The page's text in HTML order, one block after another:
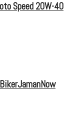
Speed 20W-40